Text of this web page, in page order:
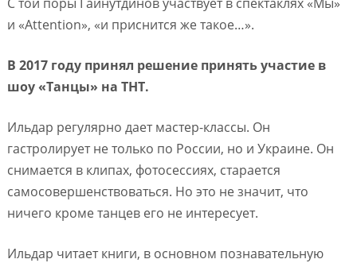
и «Attention», «и приснится же такое…».
В 2017 году принял решение принять участие в
шоу «Танцы» на ТНТ.
Ильдар регулярно дает мастер-классы. Он
гастролирует не только по России, но и Украине. Он
снимается в клипах, фотосессиях, старается
самосовершенствоваться. Но это не значит, что
ничего кроме танцев его не интересует.
Ильдар читает книги, в основном познавательную